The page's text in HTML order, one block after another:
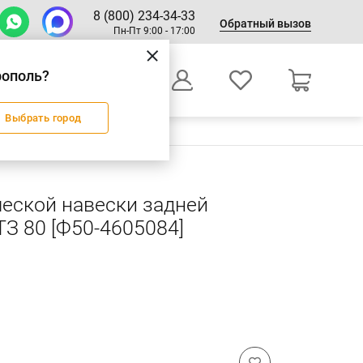
Выбрать город
8 (800) 234-34-33
Пн-Пт 9:00 - 17:00
Обратный вызов
Оформление заказа
навески задней
80 [Ф50-4605084]